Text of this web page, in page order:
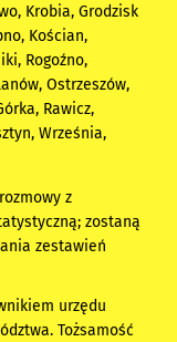
Krobia, Grodzisk
Kościan,
Rogoźno,
Ostrzeszów,
Rawicz,
Września,
z
zostaną
zestawień
urzędu
Tożsamość